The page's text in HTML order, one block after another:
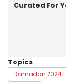
Curated For
Topics
Ramadan 2024